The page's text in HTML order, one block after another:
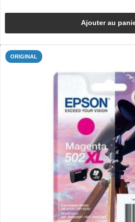
Ajouter au
ORIGINAL